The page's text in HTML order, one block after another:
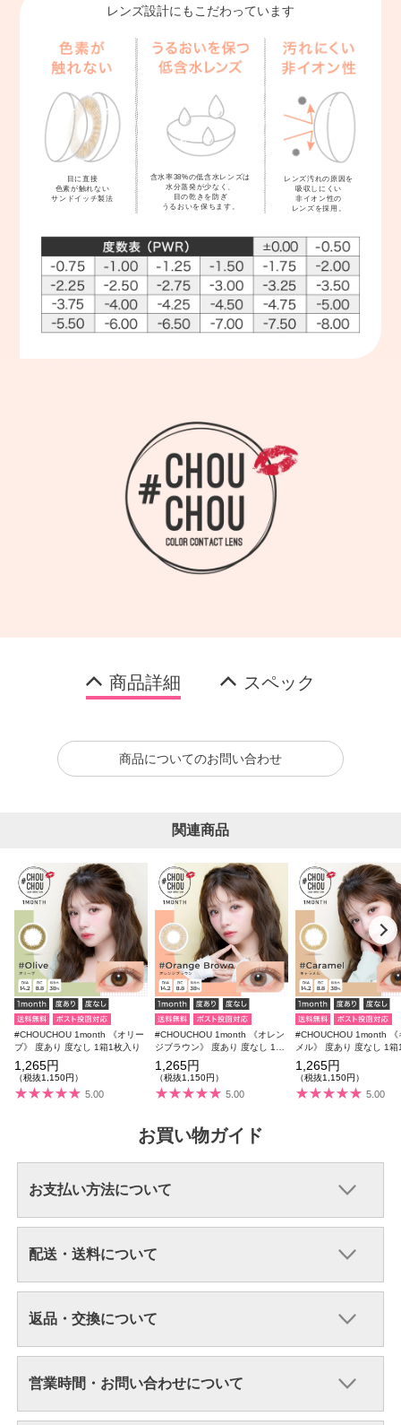
レンズ設計にもこだわっています
目に直接
色素が触れない
サンドイッチ製法
含水率38%の低含水レンズは
水分蒸発が少なく、
目の乾きを防ぎ
うるおいを保ちます。
レンズ汚れの原因を
吸収しにくい
非イオン性の
レンズを採用。
商品詳細 スペック
商品についてのお問い合わせ
関連商品
#CHOUCHOU 1month 《オリー
ブ》 度あり 度なし 1箱1枚入り
1,265円
（税抜1,150円）
5.00
#CHOUCHOU 1month 《オレン
ジブラウン》 度あり 度なし 1箱
1枚入り
1,265円
（税抜1,150円）
5.00
#CHOUCHOU 1month 《
メル》 度あり 度なし 1箱
り
1,265円
（税抜1,150円）
5.00
お買い物ガイド
お支払い方法について
配送・送料について
返品・交換について
営業時間・お問い合わせについて